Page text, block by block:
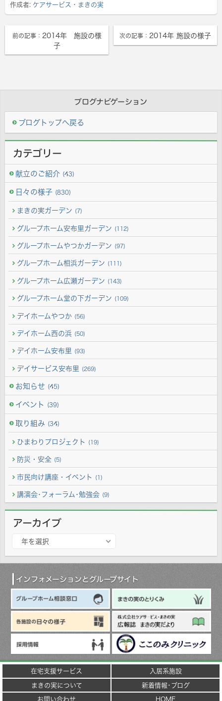
作成者: ケアサービス・まきの実
前の記事： 2014年 施設の様
子
次の記事： 2014年 施設の様子
ブログナビゲーション
ブログトップへ戻る
カテゴリー
献立のご紹介 (43)
日々の様子 (830)
まきの実ガーデン (7)
グループホーム安布里ガーデン (112)
グループホームやつかガーデン (97)
グループホーム相浜ガーデン (111)
グループホーム広瀬ガーデン (143)
グループホーム堂の下ガーデン (109)
デイホームやつか (56)
デイホーム西の浜 (50)
デイホーム安布里 (93)
デイサービス安布里 (269)
お知らせ (45)
イベント (39)
取り組み (34)
ひまわりプロジェクト (19)
防災・安全 (5)
市民向け講座・イベント (1)
講演会･フォーラム･勉強会 (9)
アーカイブ
カ
年を選択
インフォメーションとグループサイト
在宅支援サービス
入居系施設
まきの実について
新着情報･ブログ
お問い合わせ
HOME